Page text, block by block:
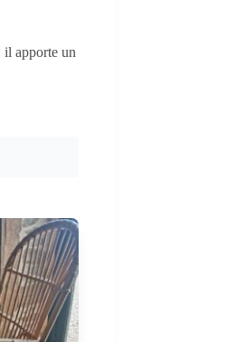
il apporte un